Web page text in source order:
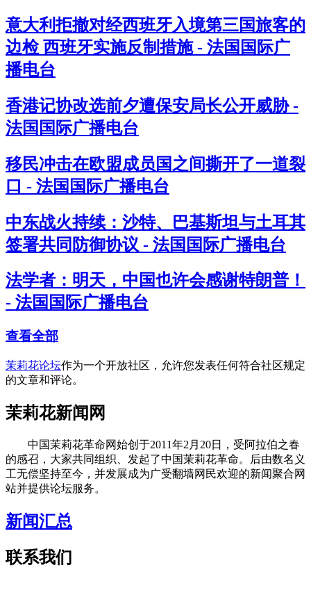
意大利拒撤对经西班牙入境第三国旅客的
边检 西班牙实施反制措施 - 法国国际广
播电台
香港记协改选前夕遭保安局长公开威胁 -
法国国际广播电台
移民冲击在欧盟成员国之间撕开了一道裂
口 - 法国国际广播电台
中东战火持续：沙特、巴基斯坦与土耳其
签署共同防御协议 - 法国国际广播电台
法学者：明天，中国也许会感谢特朗普！
- 法国国际广播电台
查看全部
茉莉花论坛作为一个开放社区，允许您发表任何符合社区规定
的文章和评论。
茉莉花新闻网
中国茉莉花革命网始创于2011年2月20日，受阿拉伯之春
的感召，大家共同组织、发起了中国茉莉花革命。后由数名义
工无偿坚持至今，并发展成为广受翻墙网民欢迎的新闻聚合网
站并提供论坛服务。
新闻汇总
联系我们